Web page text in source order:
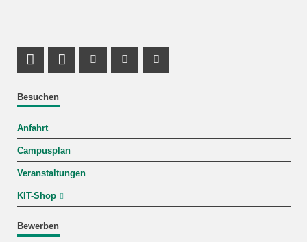
Besuchen
Anfahrt
Campusplan
Veranstaltungen
KIT-Shop
Bewerben
LinkedIn Profil
Profil Mastodon
Youtube Profil
Instagram Profil
Facebook Profil